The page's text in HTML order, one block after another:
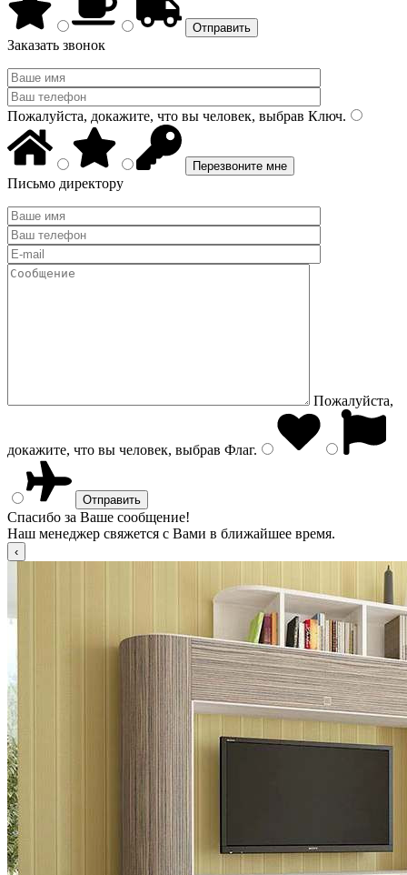
Заказать звонок
Пожалуйста, докажите, что вы человек, выбрав Ключ.
Письмо директору
Пожалуйста,
докажите, что вы человек, выбрав Флаг.
Спасибо за Ваше сообщение!
Наш менеджер свяжется с Вами в ближайшее время.